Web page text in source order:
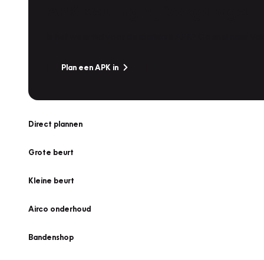
Plan een APK in
Direct plannen
Grote beurt
Kleine beurt
Airco onderhoud
Bandenshop